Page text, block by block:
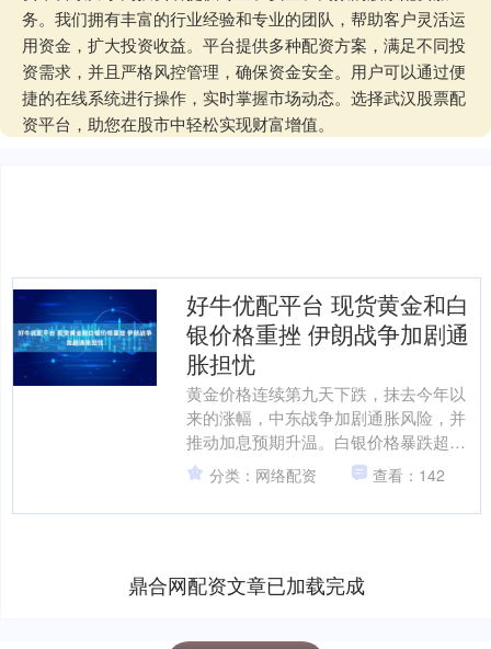
务。我们拥有丰富的行业经验和专业的团队，帮助客户灵活运
用资金，扩大投资收益。平台提供多种配资方案，满足不同投
资需求，并且严格风控管理，确保资金安全。用户可以通过便
捷的在线系统进行操作，实时掌握市场动态。选择武汉股票配
资平台，助您在股市中轻松实现财富增值。
好牛优配平台 现货黄金和白
银价格重挫 伊朗战争加剧通
胀担忧
黄金价格连续第九天下跌，抹去今年以
来的涨幅，中东战争加剧通胀风险，并
推动加息预期升温。白银价格暴跌超过
10%。 现货黄金价格一度暴跌8.8%，接
近每盎司4100....
分类：网络配资 查看：142
鼎合网配资文章已加载完成